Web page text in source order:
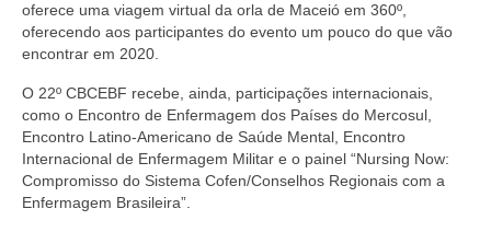
Eleições 2023
Eleições Anteriores
Agenda do presidente
Editais e licitação
Eleições
oferece uma viagem virtual da orla de Maceió em 360º,
oferecendo aos participantes do evento um pouco do que vão
encontrar em 2020.
O 22º CBCEBF recebe, ainda, participações internacionais,
como o Encontro de Enfermagem dos Países do Mercosul,
Encontro Latino-Americano de Saúde Mental, Encontro
Internacional de Enfermagem Militar e o painel “Nursing Now:
Compromisso do Sistema Cofen/Conselhos Regionais com a
Enfermagem Brasileira”.